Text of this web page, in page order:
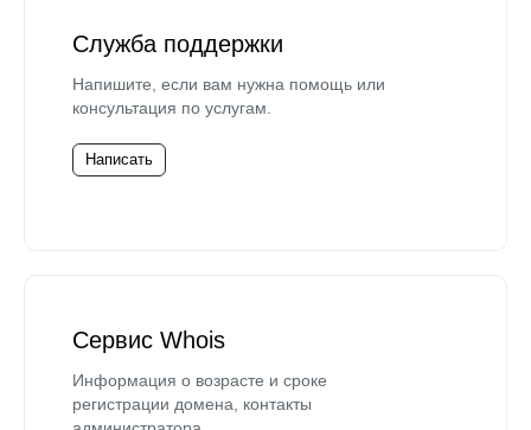
Служба поддержки
Напишите, если вам нужна помощь или
консультация по услугам.
Написать
Сервис Whois
Информация о возрасте и сроке
регистрации домена, контакты